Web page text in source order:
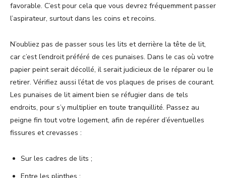
favorable. C’est pour cela que vous devrez fréquemment passer
l’aspirateur, surtout dans les coins et recoins.
N’oubliez pas de passer sous les lits et derrière la tête de lit,
car c’est l’endroit préféré de ces punaises. Dans le cas où votre
papier peint serait décollé, il serait judicieux de le réparer ou le
retirer. Vérifiez aussi l’état de vos plaques de prises de courant.
Les punaises de lit aiment bien se réfugier dans de tels
endroits, pour s’y multiplier en toute tranquillité. Passez au
peigne fin tout votre logement, afin de repérer d’éventuelles
fissures et crevasses :
Sur les cadres de lits ;